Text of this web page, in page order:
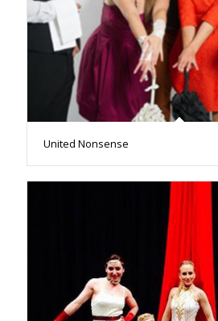
United Nonsense